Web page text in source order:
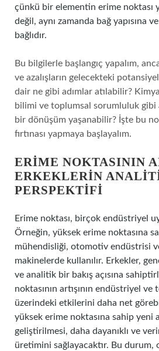
çünkü bir elementin erime noktası
değil, aynı zamanda bağ yapısına
bağlıdır.
Bu bilgilerle başlangıç yapalım,
ve azalışların gelecekteki
dair ne gibi adımlar atılabilir?
bilimi ve toplumsal sorumluluk gibi
bir dönüşüm yaşanabilir? İşte bu
fırtınası yapmaya başlayalım.
ERIME NOKTASININ
ERKEKLERIN
PERSPEKTIFI
Erime noktası, birçok endüstriyel
Örneğin, yüksek erime noktasına
mühendisliği, otomotiv endüstrisi ve
makinelerde kullanılır. Erkekler,
ve analitik bir bakış açısına
noktasının artışının endüstriyel
üzerindeki etkilerini daha net
yüksek erime noktasına sahip yeni
geliştirilmesi, daha dayanıklı ve
üretimini sağlayacaktır. Bu durum,